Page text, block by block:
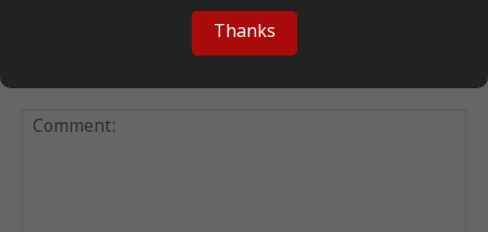
LEAVE A REPLY
Thanks